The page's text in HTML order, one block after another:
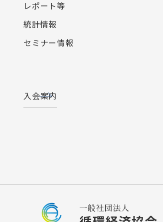
レポート等
統計情報
セミナー情報
入会案内